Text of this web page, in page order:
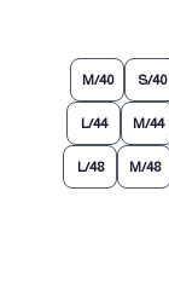
40/S
40/M
44/M
44/L
48/M
48/L